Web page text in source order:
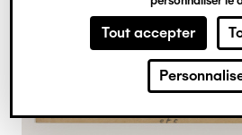
Tout accepter